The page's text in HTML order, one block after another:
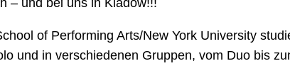
– und bei uns in Kladow!!!
of Performing Arts/New York University
und in verschiedenen Gruppen, vom Duo bis